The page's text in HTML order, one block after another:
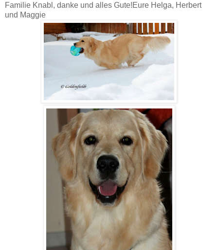
Familie Knabl, danke und alles Gute!Eure Helga, Herbert
und Maggie